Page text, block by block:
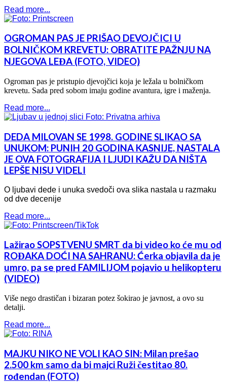
Read more...
OGROMAN PAS JE PRIŠAO DEVOJČICI U
BOLNIČKOM KREVETU: OBRATITE PAŽNJU NA
NJEGOVA LEĐA (FOTO, VIDEO)
Ogroman pas je pristupio djevojčici koja je ležala u bolničkom
krevetu. Sada pred sobom imaju godine avantura, igre i maženja.
Read more...
DEDA MILOVAN SE 1998. GODINE SLIKAO SA
UNUKOM: PUNIH 20 GODINA KASNIJE, NASTALA
JE OVA FOTOGRAFIJA I LJUDI KAŽU DA NIŠTA
LEPŠE NISU VIDELI
O ljubavi dede i unuka svedoči ova slika nastala u razmaku
od dve decenije
Read more...
Lažirao SOPSTVENU SMRT da bi video ko će mu od
ROĐAKA DOĆI NA SAHRANU: Ćerka objavila da je
umro, pa se pred FAMILIJOM pojavio u helikopteru
(VIDEO)
Više nego drastičan i bizaran potez šokirao je javnost, a ovo su
detalji.
Read more...
MAJKU NIKO NE VOLI KAO SIN: Milan prešao
2.500 km samo da bi majci Ruži čestitao 80.
rođendan (FOTO)